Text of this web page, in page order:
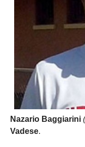
Nazario Baggiarini
Vadese.